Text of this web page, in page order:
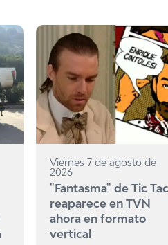
Viernes 7 de agosto de
2026
"Fantasma" de Tic Tac
reaparece en TVN
ahora en formato
vertical